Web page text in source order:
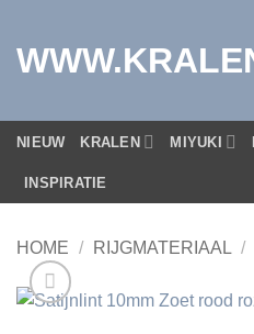
inhoud
NIEUW KRALEN MIYUKI
INSPIRATIE
HOME / RIJGMATERIAAL /